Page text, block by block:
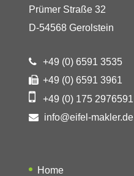
Prümer Straße 32
D-54568 Gerolstein
+49 (0) 6591 3535
+49 (0) 6591 3961
+49 (0) 175 2976591
info@eifel-makler.de
Home